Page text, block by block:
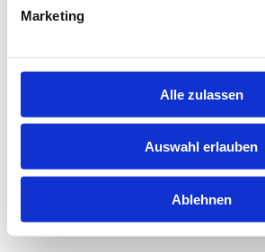
Marketing
Alle zulassen
Auswahl erlauben
Ablehnen